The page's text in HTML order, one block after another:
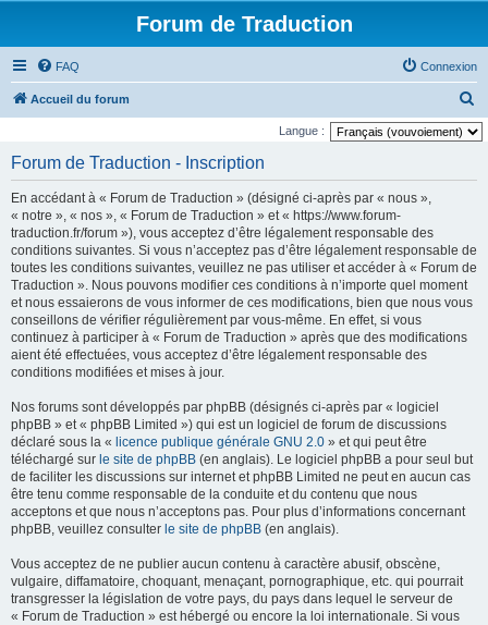
Forum de Traduction
FAQ Connexion
Accueil du forum
e
Langue :
Forum de Traduction - Inscription
En accédant à « Forum de Traduction » (désigné ci-après par « nous »,
« notre », « nos », « Forum de Traduction » et « https://www.forum-
traduction.fr/forum »), vous acceptez d’être légalement responsable des
conditions suivantes. Si vous n’acceptez pas d’être légalement responsable de
toutes les conditions suivantes, veuillez ne pas utiliser et accéder à « Forum de
Traduction ». Nous pouvons modifier ces conditions à n’importe quel moment
et nous essaierons de vous informer de ces modifications, bien que nous vous
conseillons de vérifier régulièrement par vous-même. En effet, si vous
continuez à participer à « Forum de Traduction » après que des modifications
aient été effectuées, vous acceptez d’être légalement responsable des
conditions modifiées et mises à jour.
Nos forums sont développés par phpBB (désignés ci-après par « logiciel
phpBB » et « phpBB Limited ») qui est un logiciel de forum de discussions
déclaré sous la « licence publique générale GNU 2.0 » et qui peut être
téléchargé sur le site de phpBB (en anglais). Le logiciel phpBB a pour seul but
de faciliter les discussions sur internet et phpBB Limited ne peut en aucun cas
être tenu comme responsable de la conduite et du contenu que nous
acceptons et que nous n’acceptons pas. Pour plus d’informations concernant
phpBB, veuillez consulter le site de phpBB (en anglais).
Vous acceptez de ne publier aucun contenu à caractère abusif, obscène,
vulgaire, diffamatoire, choquant, menaçant, pornographique, etc. qui pourrait
transgresser la législation de votre pays, du pays dans lequel le serveur de
« Forum de Traduction » est hébergé ou encore la loi internationale. Si vous